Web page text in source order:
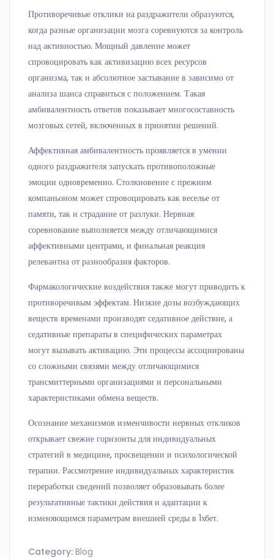
Противоречивые отклики на раздражители образуются,
когда разные организации мозга соревнуются за контроль
над активностью. Мощный давление может
спровоцировать как активизацию всех ресурсов
организма, так и абсолютное застывание в зависимо от
анализа шанса справиться с положением. Такая
амбивалентность ответов показывает многосоставность
мозговых сетей, включенных в принятии решений.
Аффективная амбивалентность проявляется в умении
одного раздражителя запускать противоположные
эмоции одновременно. Столкновение с прежним
компаньоном может спровоцировать как веселье от
памяти, так и страдание от разлуки. Нервная
соревнование выполняется между отличающимися
аффективными центрами, и финальная реакция
релевантна от разнообразия факторов.
Фармакологические воздействия также могут приводить к
противоречивым эффектам. Низкие дозы возбуждающих
веществ временами производят седативное действие, а
седативные препараты в специфических параметрах
могут вызывать активацию. Эти процессы ассоциированы
со сложными связями между отличающимися
трансмиттерными организациями и персональными
характеристиками обмена веществ.
Осознание механизмов изменчивости нервных откликов
открывает свежие горизонты для индивидуальных
стратегий в медицине, просвещении и психологической
терапии. Рассмотрение индивидуальных характеристик
переработки сведений позволяет образовывать более
результативные тактики действия и адаптации к
изменяющимся параметрам внешней среды в 1хбет.
Category:Blog